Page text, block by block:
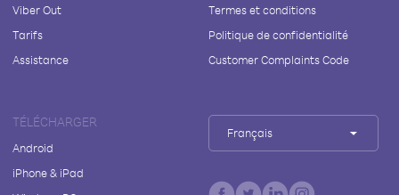
Viber Out
Tarifs
Assistance
Termes et conditions
Politique de confidentialité
Customer Complaints Code
TÉLÉCHARGER
Android
iPhone & iPad
Français